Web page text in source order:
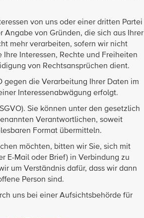
von uns oder einer dritten Partei
von Gründen, die sich aus Ihrer
mehr verarbeiten, sofern wir nicht
Interessen, Rechte und Freiheiten
von Rechtsansprüchen dient.
gegen die Verarbeitung Ihrer Daten im
Interessenabwägung erfolgt.
Sie können unter den gesetzlich
Verantwortlichen, soweit
Format übermitteln.
möchten, bitten wir Sie, sich mit
E-Mail oder Brief) in Verbindung zu
um Verständnis dafür, dass wir dann
Person sind.
uns bei einer Aufsichtsbehörde für